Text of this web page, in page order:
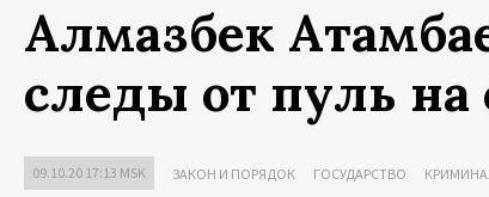
Алмазбек
следы от пуль на
09.10.20 17:13 MSK ЗАКОН И ПОРЯДОК ГОСУДАРСТВО